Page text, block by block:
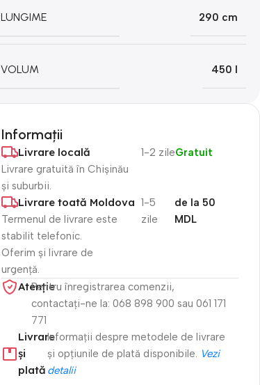
LUNGIME 290 cm
VOLUM 450 l
Informații
Livrare locală
Livrare gratuită în Chișinău
și suburbii.
1-2 zileGratuit
Livrare toată Moldova
Termenul de livrare este
stabilit telefonic.
Oferim și livrare de
urgență.
1-5
zile
de la 50
MDL
Atenție​
Pentru înregistrarea comenzii,
contactați-ne la: 068 898 900 sau 061 171
771
Livrare
și
plată
Informații despre metodele de livrare
și opțiunile de plată disponibile.
Vezi
detalii